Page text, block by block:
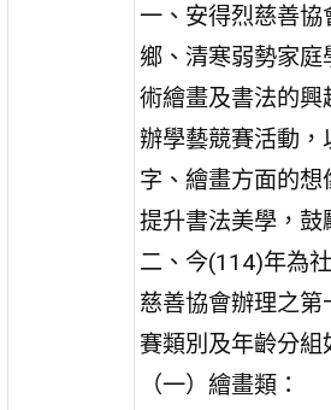
一、安得烈慈善協
鄉、清寒弱勢家
術繪畫及書法的
辦學藝競賽活動
字、繪畫方面的
提升書法美學，鼓
二、今(114)年為
慈善協會辦理之
賽類別及年齡分組
（一）繪畫類：